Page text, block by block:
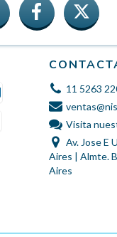
11 5263
Visita
Av. Jose E
Aires | Almte.
Aires